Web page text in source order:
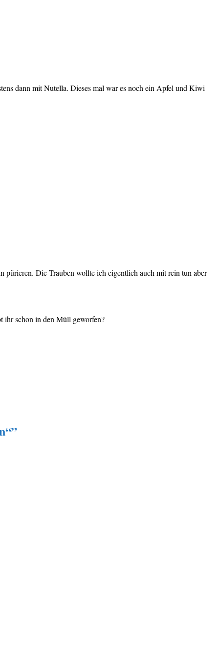
dann mit Nutella. Dieses mal war es noch ein Apfel und Kiwi
pürieren. Die Trauben wollte ich eigentlich auch mit rein tun aber
ihr schon in den Müll geworfen?
”